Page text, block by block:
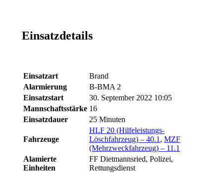
Einsatzdetails
Einsatzart
Brand
Alarmierung
B-BMA 2
Einsatzstart
30. September 2022 10:05
Mannschaftsstärke 16
Einsatzdauer
25 Minuten
Fahrzeuge
HLF 20 (Hilfeleistungs-
Löschfahrzeug) – 40.1 , MZF
(Mehrzweckfahrzeug) – 11.1
Alamierte
Einheiten
FF Dietmannsried, Polizei,
Rettungsdienst